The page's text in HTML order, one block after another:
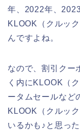
年、2022年、
KLOOK（クルッ
んですよね。
なので、割引クー
く内にKLOOK（
ータムセールなど
KLOOK（クルッ
いるかも♪と思っ